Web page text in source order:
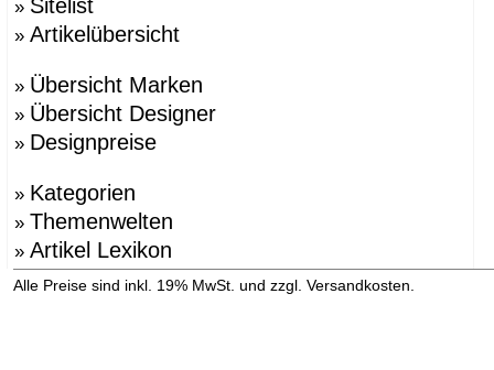
» Sitelist
» Artikelübersicht
» Übersicht Marken
» Übersicht Designer
» Designpreise
» Kategorien
» Themenwelten
» Artikel Lexikon
Alle Preise sind inkl. 19% MwSt. und zzgl. Versandkosten.